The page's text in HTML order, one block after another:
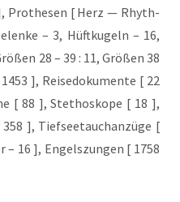
Pro­the­sen [ Herz — Rhyth­
– 3, Hüft­ku­geln – 16,
28 – 39 : 11, Grö­ßen 38
], Rei­se­do­ku­men­te [ 22
[ 88 ], Ste­tho­sko­pe [ 18 ],
], Tief­see­tauch­an­zü­ge [
– 16 ], Engels­zun­gen [ 1758